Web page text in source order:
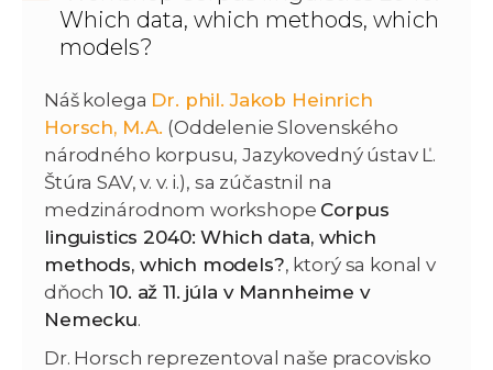
Which data, which methods, which
models?
Náš kolega Dr. phil. Jakob Heinrich
Horsch, M.A. (Oddelenie Slovenského
národného korpusu, Jazykovedný ústav Ľ.
Štúra SAV, v. v. i.), sa zúčastnil na
medzinárodnom workshope Corpus
linguistics 2040: Which data, which
methods, which models?, ktorý sa konal v
dňoch10. až 11. júla v Mannheime v
Nemecku.
Dr. Horsch reprezentoval naše pracovisko